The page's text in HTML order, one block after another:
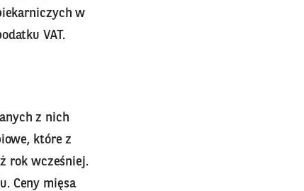
w
VAT.
z nich
które z
rok wcześniej.
Ceny mięsa